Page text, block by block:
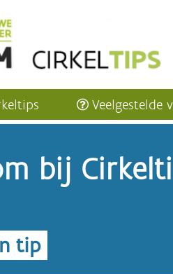
Veelgestelde
bij
tip